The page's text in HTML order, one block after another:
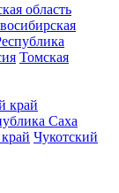
область
Томская
край
Саха
Чукотский